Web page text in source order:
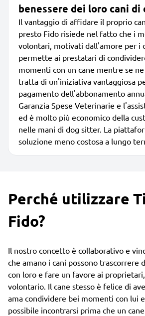
benessere dei loro cani di
Il vantaggio di affidare il proprio
presto Fido risiede nel fatto che i
volontari, motivati dall'amore per i
permette ai prestatari di
momenti con un cane mentre se ne
tratta di un'iniziativa vantaggiosa
pagamento dell'abbonamento
Garanzia Spese Veterinarie e
ed è molto più economico della
nelle mani di dog sitter. La
soluzione meno costosa a lungo
Perché utilizzare
Fido?
Il nostro concetto è collaborativo e
che amano i cani possono trascorrere
con loro e fare un favore ai
volontario. Il cane stesso è felice di
ama condividere bei momenti con lui
possibile incontrarsi prima che un